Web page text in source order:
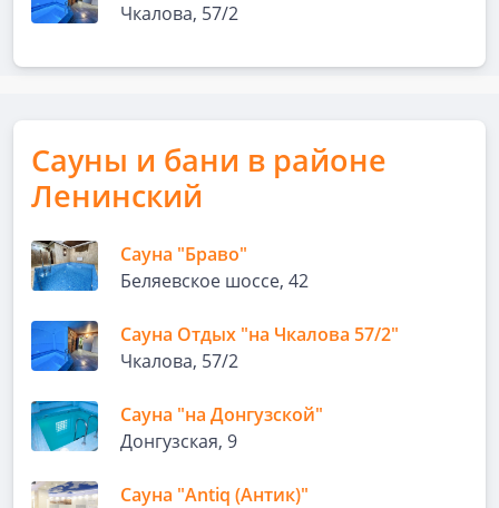
Чкалова, 57/2
Сауны и бани в районе
Ленинский
Сауна "Браво"
Беляевское шоссе, 42
Сауна Отдых "на Чкалова 57/2"
Чкалова, 57/2
Сауна "на Донгузской"
Донгузская, 9
Сауна "Antiq (Антик)"